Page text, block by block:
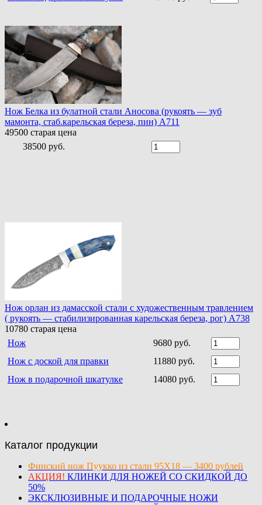
Нож Белка из булатной стали Аносова (рукоять — зуб
мамонта, стаб.карельская береза, пин) A711
49500 старая цена
38500 руб.
Нож орлан из дамасской стали с художественным травлением
( рукоять — стабилизированная карельская береза, рог) A738
10780 старая цена
Нож
9680 руб.
Нож с доской для правки
11880 руб.
Нож в подарочной шкатулке
14080 руб.
Каталог продукции
Финский нож Пуукко из стали 95Х18 — 3400 рублей
АКЦИЯ! КЛИНКИ ДЛЯ НОЖЕЙ СО СКИДКОЙ ДО
50%
ЭКСКЛЮЗИВНЫЕ И ПОДАРОЧНЫЕ НОЖИ